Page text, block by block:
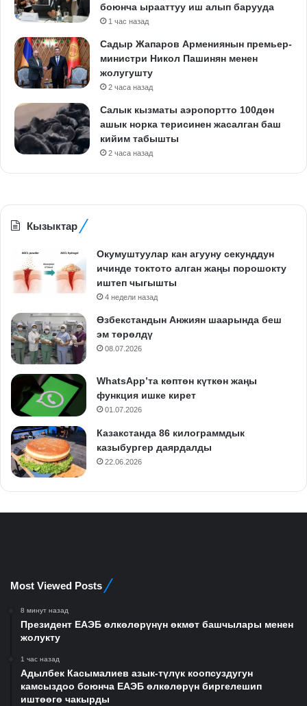
боюнча ырааттуу иш алып барууда
1 час назад
Садыр Жапаров Армениянын премьер-
министри Никол Пашинян менен
жолугушту
2 часа назад
Салык кызматы аэропортто 100дөн
ашык норка терисинен жасалган баш
кийим табышты
2 часа назад
Кызыктар
Окумуштуулар кан агууну секунддун
ичинде токтото алган жаңы порошокту
иштеп чыгышты
4 недели назад
Өзбекстандын Анжиян шаарында беш
эм төрөлдү
08.07.2026
WhatsApp’та көптөн күткөн жаңы
функция ишке кирет
01.07.2026
Казакстанда 86 килограммдык
казыбургер даярдалды
22.06.2026
Most Viewed Posts
8 минут назад
Президент ЕАЭБ өлкөлөрүнүн өкмөт башчылары менен
жолукту
1 час назад
Адылбек Касымалиев азык-түлүк коопсуздугун
камсыздоо боюнча ЕАЭБ өлкөлөрүн биргелешип
иштөөгө чакырды